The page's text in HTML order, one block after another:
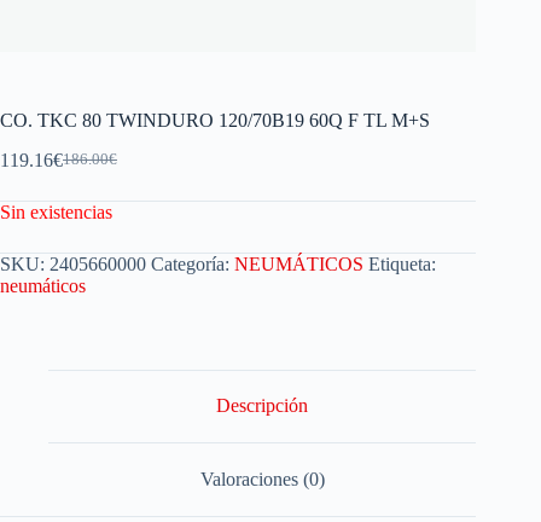
CO. TKC 80 TWINDURO 120/70B19 60Q F TL M+S
186.00€
119.16€
Sin existencias
SKU: 2405660000 Categoría: NEUMÁTICOS Etiqueta:
neumáticos
Descripción
Valoraciones (0)